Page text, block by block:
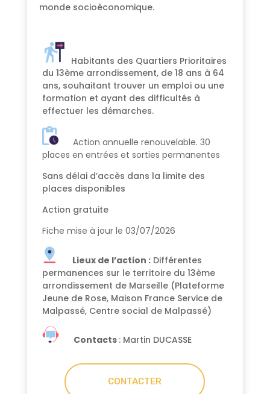
monde socioéconomique.
Habitants des Quartiers Prioritaires
du 13ème arrondissement, de 18 ans à 64
ans, souhaitant trouver un emploi ou une
formation et ayant des difficultés à
effectuer les démarches.
Action annuelle renouvelable. 30
places en entrées et sorties permanentes
Sans délai d’accès dans la limite des
places disponibles
Action gratuite
Fiche mise à jour le 03/07/2026
Lieux de l’action :Différentes
permanences sur le territoire du 13ème
arrondissement de Marseille (Plateforme
Jeune de Rose, Maison France Service de
Malpassé, Centre social de Malpassé)
Contacts : Martin DUCASSE
CONTACTER